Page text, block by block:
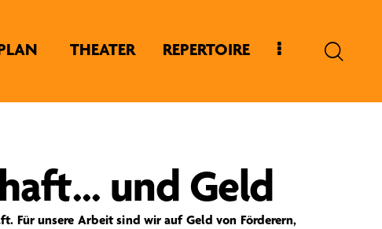
THEATER REPERTOIRE
und Geld
Für unsere Arbeit sind wir auf Geld von Förderern,